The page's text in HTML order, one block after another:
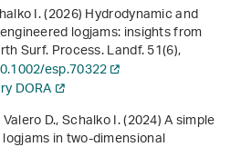
I. (2026) Hydrodynamic and
logjams: insights from
Surf. Process. Landf.51(6),
esp.70322
DORA
D., Schalko I. (2024) A simple
in two-dimensional